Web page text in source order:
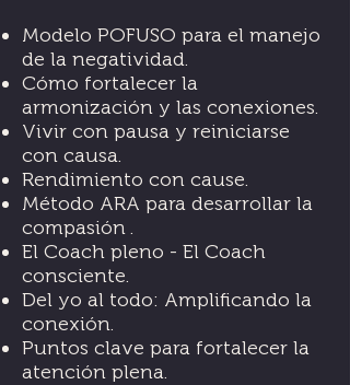
Modelo POFUSO para el manejo
de la negatividad.
Cómo fortalecer la
armonización y las conexiones.
Vivir con pausa y reiniciarse
con causa.
Rendimiento con cause.
Método ARA para desarrollar la
compasión .
El Coach pleno - El Coach
consciente.
Del yo al todo: Amplificando la
conexión.
Puntos clave para fortalecer la
atención plena.